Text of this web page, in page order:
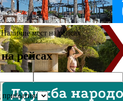
мест на рейсах
рейсах
прибытия: